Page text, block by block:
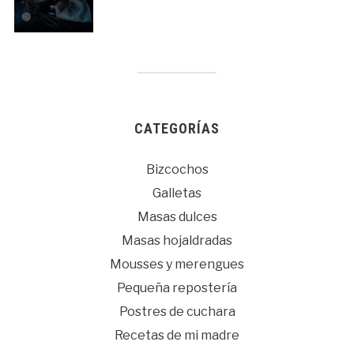
CATEGORÍAS
Bizcochos
Galletas
Masas dulces
Masas hojaldradas
Mousses y merengues
Pequeña repostería
Postres de cuchara
Recetas de mi madre